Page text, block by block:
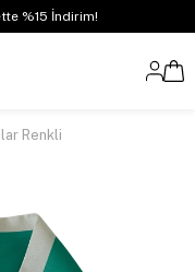
%15 İndirim!
Renkli